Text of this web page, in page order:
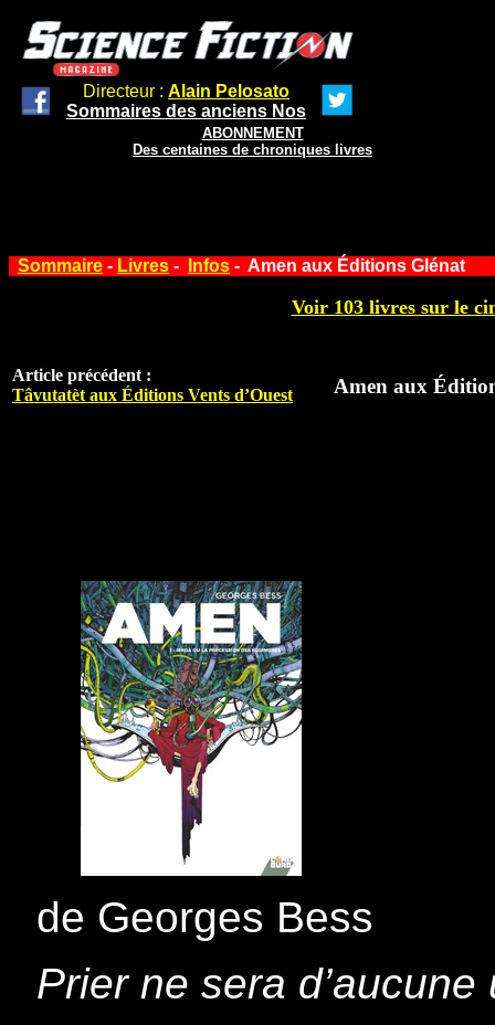
Directeur : Alain Pelosato
Sommaires des anciens Nos
ABONNEMENT
Des centaines de chroniques livres
Sommaire - Livres - Infos - Amen aux Éditions Glénat
Voir 103 livres sur le
Article précédent :
Tâvutatèt aux Éditions Vents d’Ouest
Amen aux
de Georges Bess
Prier ne sera d’aucune